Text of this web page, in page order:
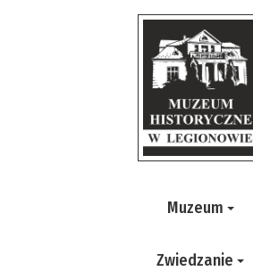
Muzeum
Zwiedzanie